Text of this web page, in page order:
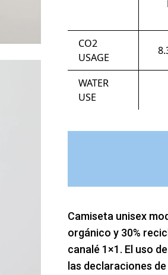
CO2
USAGE
WATER
USE
Camiseta unisex
orgánico y 30%
canalé 1×1. El uso
las declaraciones